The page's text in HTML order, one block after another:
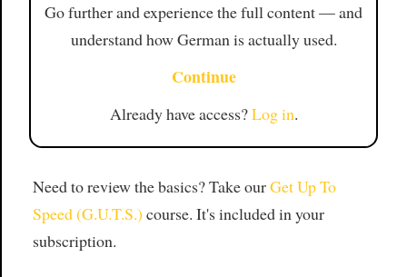
Go further and experience the full content — and
understand how German is actually used.
Continue
Already have access?Log in.
Need to review the basics? Take ourGet Up To
Speed (G.U.T.S.) course. It's included in your
subscription.